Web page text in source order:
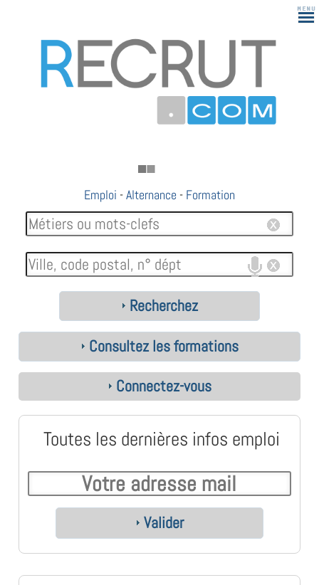
Emploi -Alternance - Formation
Recherchez
Consultez les formations
Connectez-vous
Toutes les dernières infos emploi
Valider